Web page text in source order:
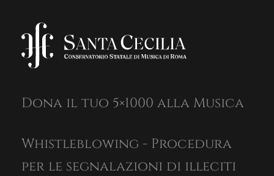
Dona il tuo 5×1000 alla Musica
Whistleblowing - Procedura
per le segnalazioni di illeciti